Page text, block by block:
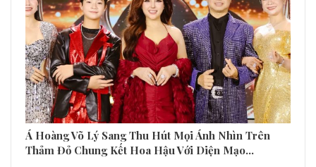
Á Hoàng Võ Lý Sang Thu Hút Mọi Ánh Nhìn Trên
Thảm Đỏ Chung Kết Hoa Hậu Với Diện Mạo…